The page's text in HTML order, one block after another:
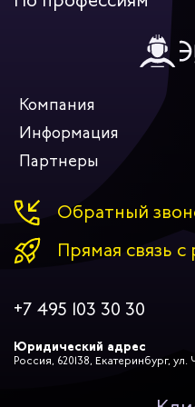
Приобрести нашу
Также возможна отправка
транспортными компаниями
Компания
Информация
Партнеры
Обратный
Прямая связь
+7 495 103 30 30
Юридический адрес
Россия, 620138, Екатеринбург,